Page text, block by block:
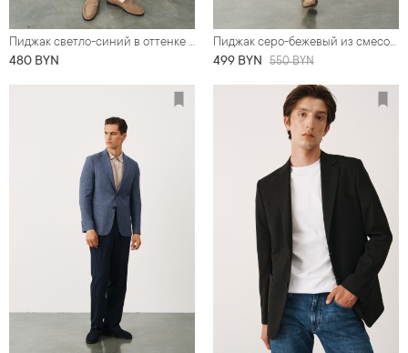
Пиджак светло-синий в оттенке денима из хлопковой ткани
480 BYN
Пиджак серо-бежевый из смесовой ткани со льном
499 BYN 550 BYN